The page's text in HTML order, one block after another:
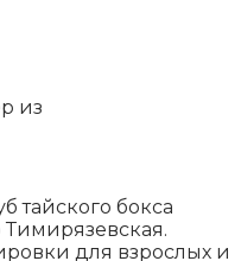
из
тайского бокса
для взрослых и